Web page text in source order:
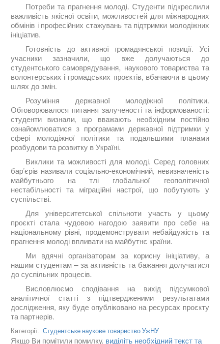
Потреби та прагнення молоді. Студенти підкреслили
важливість якісної освіти, можливостей для міжнародних
обмінів і професійних стажувань та підтримки молодіжних
ініціатив.
Готовність до активної громадянської позиції. Усі
учасники зазначили, що вже долучаються до
студентського самоврядування, наукового товариства та
волонтерських і громадських проєктів, вбачаючи в цьому
шлях до змін.
Розуміння державної молодіжної політики.
Обговорювалося питання залученості та інформованості:
студенти визнали, що вважають необхідним постійно
ознайомлюватися з програмами державної підтримки у
сфері молодіжної політики та подальшими планами
розбудови та розвитку в Україні.
Виклики та можливості для молоді. Серед головних
бар’єрів називали соціально-економічний, невизначеність
майбутнього на тлі глобальної геополітичної
нестабільності та міграційні настрої, що побутують у
суспільстві.
Для університетської спільноти участь у цьому
проєкті стала чудовою нагодою заявити про себе на
національному рівні, продемонструвати небайдужість та
прагнення молоді впливати на майбутнє країни.
Ми вдячні організаторам за корисну ініціативу, а
нашим студентам – за активність та бажання долучатися
до суспільних процесів.
Висловлюємо сподівання на вихід підсумкової
аналітичної статті з підтвердженими результатами
дослідження, яку буде опубліковано на ресурсах проєкту
та партнерів.
Категорії: Студентське наукове товариство УжНУ
Якщо Ви помітили помилку, виділіть необхідний текст та